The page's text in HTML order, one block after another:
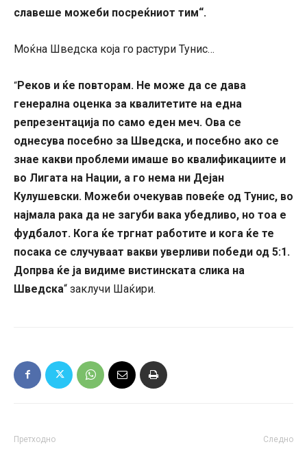
славеше можеби посреќниот тим“.
Моќна Шведска која го растури Тунис…
“Реков и ќе повторам. Не може да се дава
генерална оценка за квалитетите на една
репрезентација по само еден меч. Ова се
однесува посебно за Шведска, и посебно ако се
знае какви проблеми имаше во квалификациите и
во Лигата на Нации, а го нема ни Дејан
Кулушевски. Можеби очекував повеќе од Тунис, во
најмала рака да не загуби вака убедливо, но тоа е
фудбалот. Кога ќе тргнат работите и кога ќе те
посака се случуваат вакви уверливи победи од 5:1.
Допрва ќе ја видиме вистинската слика на
Шведска“ заклучи Шаќири.
Претходно Следно